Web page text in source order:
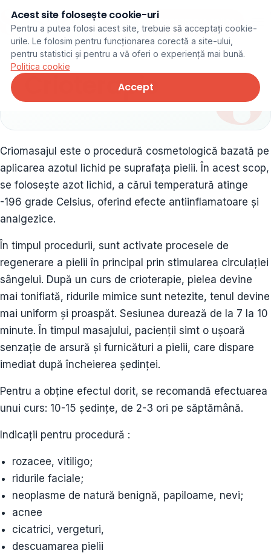
Programare online
Crioterapie
Criomasajul este o procedură cosmetologică bazată pe
aplicarea azotul lichid pe suprafața pielii. În acest scop,
se folosește azot lichid, a cărui temperatură atinge
-196 grade Celsius, oferind efecte antiinflamatoare și
analgezice.
În timpul procedurii, sunt activate procesele de
regenerare a pielii în principal prin stimularea circulației
sângelui. După un curs de crioterapie, pielea devine
mai tonifiată, ridurile mimice sunt netezite, tenul devine
mai uniform și proaspăt. Sesiunea durează de la 7 la 10
minute. În timpul masajului, pacienții simt o ușoară
senzație de arsură și furnicături a pielii, care dispare
imediat după încheierea ședinței.
Pentru a obține efectul dorit, se recomandă efectuarea
unui curs: 10-15 ședințe, de 2-3 ori pe săptămână.
Indicații pentru procedură :
rozacee, vitiligo;
ridurile faciale;
neoplasme de natură benignă, papiloame, nevi;
acnee
cicatrici, vergeturi,
descuamarea pielii
Acest site folosește cookie-uri
Pentru a putea folosi acest site, trebuie să acceptați cookie-
urile. Le folosim pentru funcționarea corectă a site-ului,
pentru statistici și pentru a vă oferi o experiență mai bună.
Politica cookie
Accept